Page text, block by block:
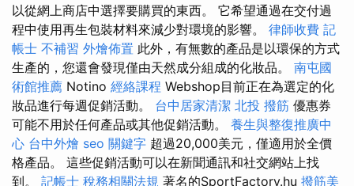
以從網上商店中選擇要購買的東西。 它希望通過在交付過
程中使用再生包裝材料來減少對環境的影響。 律師收費 記
帳士 不補習 外燴佈置 此外，有無數的產品是以環保的方式
生產的，您還會發現僅由天然成分組成的化妝品。 南屯國
術館推薦 Notino 經絡課程 Webshop目前正在為選定的化
妝品進行每週促銷活動。 台中居家清潔 北投 撥筋 優惠券
可能不用於任何產品或其他促銷活動。 養生與整復推廣中
心 台中外燴 seo 關鍵字 超過20,000美元，僅適用於全價
格產品。 這些促銷活動可以在新聞通訊和社交網站上找
到。 記帳士 稅務相關法規 著名的SportFactory.hu 撥筋美